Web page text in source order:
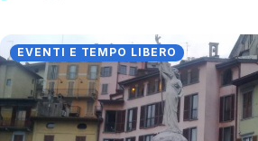
EVENTI E TEMPO LIBERO